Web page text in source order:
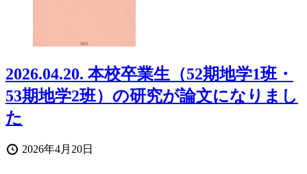
2026.04.20. 本校卒業生（52期地学1班・
53期地学2班）の研究が論文になりまし
た
投
2026年4月20日